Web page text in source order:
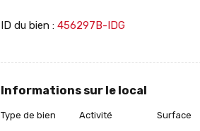
ID du bien : 456297B-IDG
Informations sur le local
Type de bien Activité Surface